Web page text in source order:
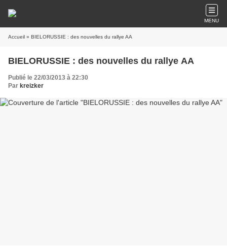
MENU
Accueil » BIELORUSSIE : des nouvelles du rallye AA
BIELORUSSIE : des nouvelles du rallye AA
Publié le 22/03/2013 à 22:30
Par kreizker